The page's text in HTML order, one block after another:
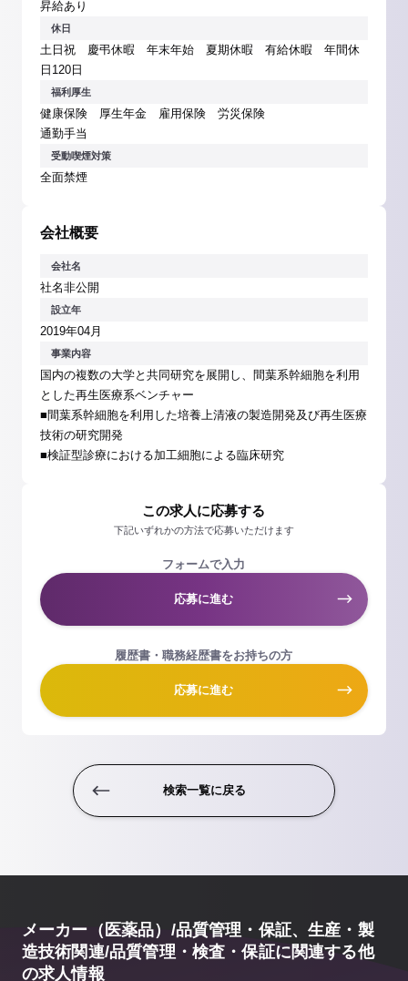
昇給あり
休日
土日祝 慶弔休暇 年末年始 夏期休暇 有給休暇 年間休
日120日
福利厚生
健康保険 厚生年金 雇用保険 労災保険
通勤手当
受動喫煙対策
全面禁煙
会社概要
会社名
社名非公開
設立年
2019年04月
事業内容
国内の複数の大学と共同研究を展開し、間葉系幹細胞を利用
とした再生医療系ベンチャー
■間葉系幹細胞を利用した培養上清液の製造開発及び再生医療
技術の研究開発
■検証型診療における加工細胞による臨床研究
この求人に応募する
下記いずれかの方法で応募いただけます
フォームで入力
応募に進む
履歴書・職務経歴書をお持ちの方
応募に進む
検索一覧に戻る
メーカー（医薬品）/品質管理・保証、生産・製
造技術関連/品質管理・検査・保証に関連する他
の求人情報